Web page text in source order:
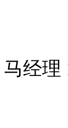
马经理